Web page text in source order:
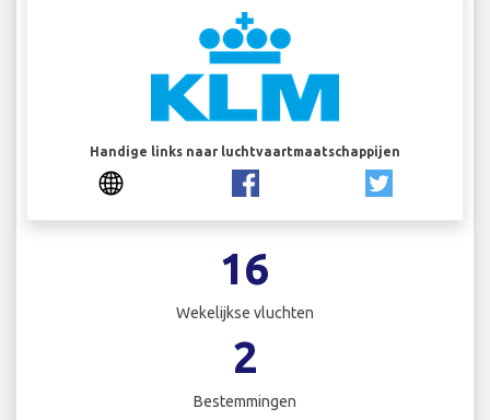
Handige links naar luchtvaartmaatschappijen
16
Wekelijkse vluchten
2
Bestemmingen